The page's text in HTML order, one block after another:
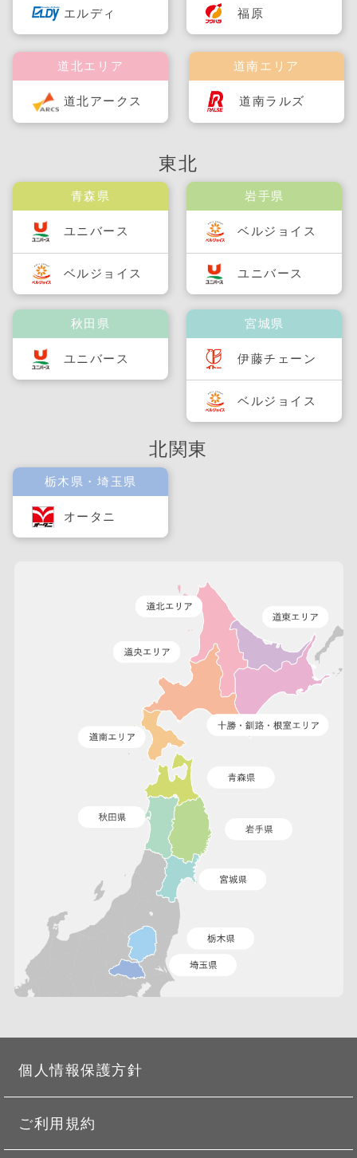
エルディ
道南エリア
道南ラルズ
道北エリア
道北アークス
福原
東北
青森県
ユニバース
ベルジョイス
秋田県
ユニバース
岩手県
ベルジョイス
ユニバース
宮城県
伊藤チェーン
ベルジョイス
北関東
栃木県・埼玉県
オータニ
個人情報保護方針
ご利用規約